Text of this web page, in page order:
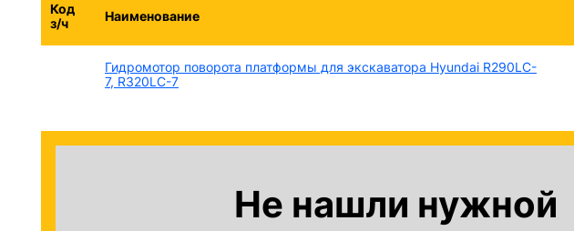
Код
з/ч
Наименование
Гидромотор поворота платформы для экскаватора Hyundai R290LC-
7, R320LC-7
Не нашли нужной